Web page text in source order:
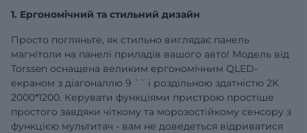
1. Ергономічний та стильний дизайн
Просто погляньте, як стильно виглядає панель
магнітоли на панелі приладів вашого авто! Модель від
Torssen оснащена великим ергономічним QLED-
екраном з діагоналлю 9 `` і роздільною здатністю 2K
2000*1200. Керувати функціями пристрою простіше
простого завдяки чіткому та морозостійкому сенсору з
функцією мультитач - вам не доведеться відриватися